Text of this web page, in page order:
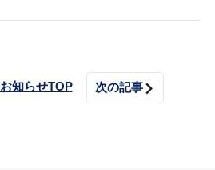
お知らせTOP 次の記事